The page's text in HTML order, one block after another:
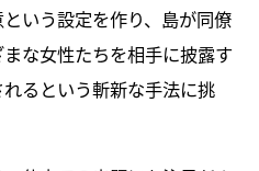
いう設定を作り、島が同僚
な女性たちを相手に披露す
るという斬新な手法に挑